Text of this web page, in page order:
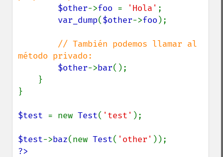
$other->foo = 'Hola' ;
var_dump($other->foo );
// También podemos llamar al
método privado:
$other->bar();
}
$test = new Test( 'test' );
$test->baz(new Test( 'other'
?>